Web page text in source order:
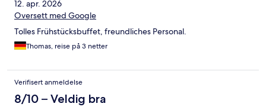
12. apr. 2026
Oversett med Google
Tolles Frühstücksbuffet, freundliches Personal.
Thomas, reise på 3 netter
Verifisert anmeldelse
8/10 – Veldig bra